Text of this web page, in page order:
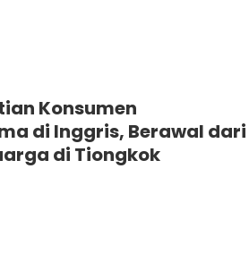
Konsumen
di Inggris, Berawal dari
di Tiongkok